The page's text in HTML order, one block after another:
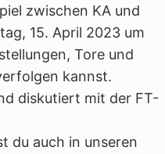
zwischen KA und
15. April 2023 um
Tore und
kannst.
diskutiert mit der FT-
du auch in unseren